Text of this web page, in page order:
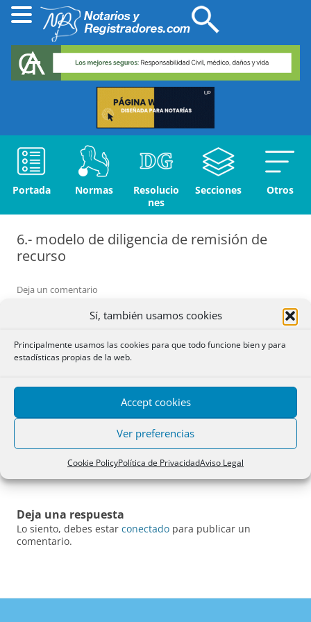
Sí, también usamos cookies
Principalmente usamos las cookies para que todo funcione bien y para
estadísticas propias de la web.
Accept cookies
Ver preferencias
Cookie PolicyPolítica de PrivacidadAviso Legal
Portada Normas
Resolucio
nes
Secciones Otros
6.- modelo de diligencia de remisión de
recurso
Deja un comentario
6.- modelo de diligencia de remisión de recurso
Esta entrada fue publicada el
entradas
6.- modelo de diligencia de
remisión de recurso
Deja una respuesta
Lo siento, debes estar conectado para publicar un
comentario.